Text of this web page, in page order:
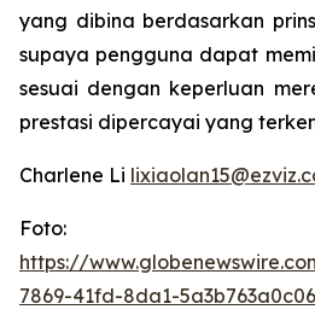
yang dibina berdasarkan
supaya pengguna dapat
sesuai dengan keperluan
prestasi dipercayai yang
Charlene Li
Foto:
https://
7869-41fd-8da1-5a3b763a0c06